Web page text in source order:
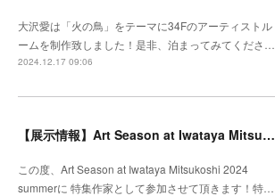
大沢愛は「火の鳥」をテーマに34Fのアーティストル
ームを制作致しました！是非、泊まってみてくださ…
2024.12.17 09:06
【展示情報】Art Season at Iwataya Mitsukoshi 2024 summer 特集 大沢愛
この度、Art Season at Iwataya Mitsukoshi 2024
summerに 特集作家として参加させて頂きます！特…